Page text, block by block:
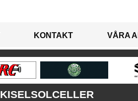
KONTAKT VÅRA
KISELSOLCELLER